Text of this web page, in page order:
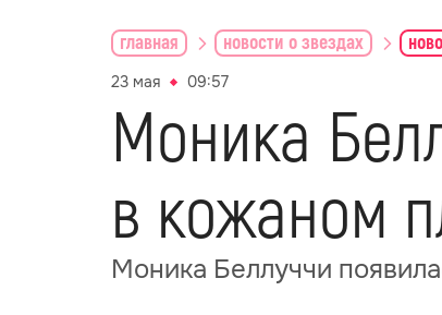
главная новости о звездах
23 мая 09:57
Моника
в кожаном
Моника Беллуччи